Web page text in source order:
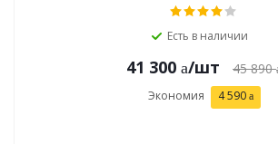
Есть в наличии
41 300 /шт 45 890
Экономия 4 590